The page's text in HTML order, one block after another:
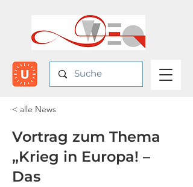
< alle News
Vortrag zum Thema
„Krieg in Europa! –
Das